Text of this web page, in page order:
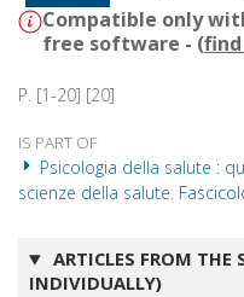
Compatible only
free software - (
P. [1-20] [20]
IS PART OF
Psicologia della salute :
scienze della salute.
ARTICLES FROM THE
INDIVIDUALLY)